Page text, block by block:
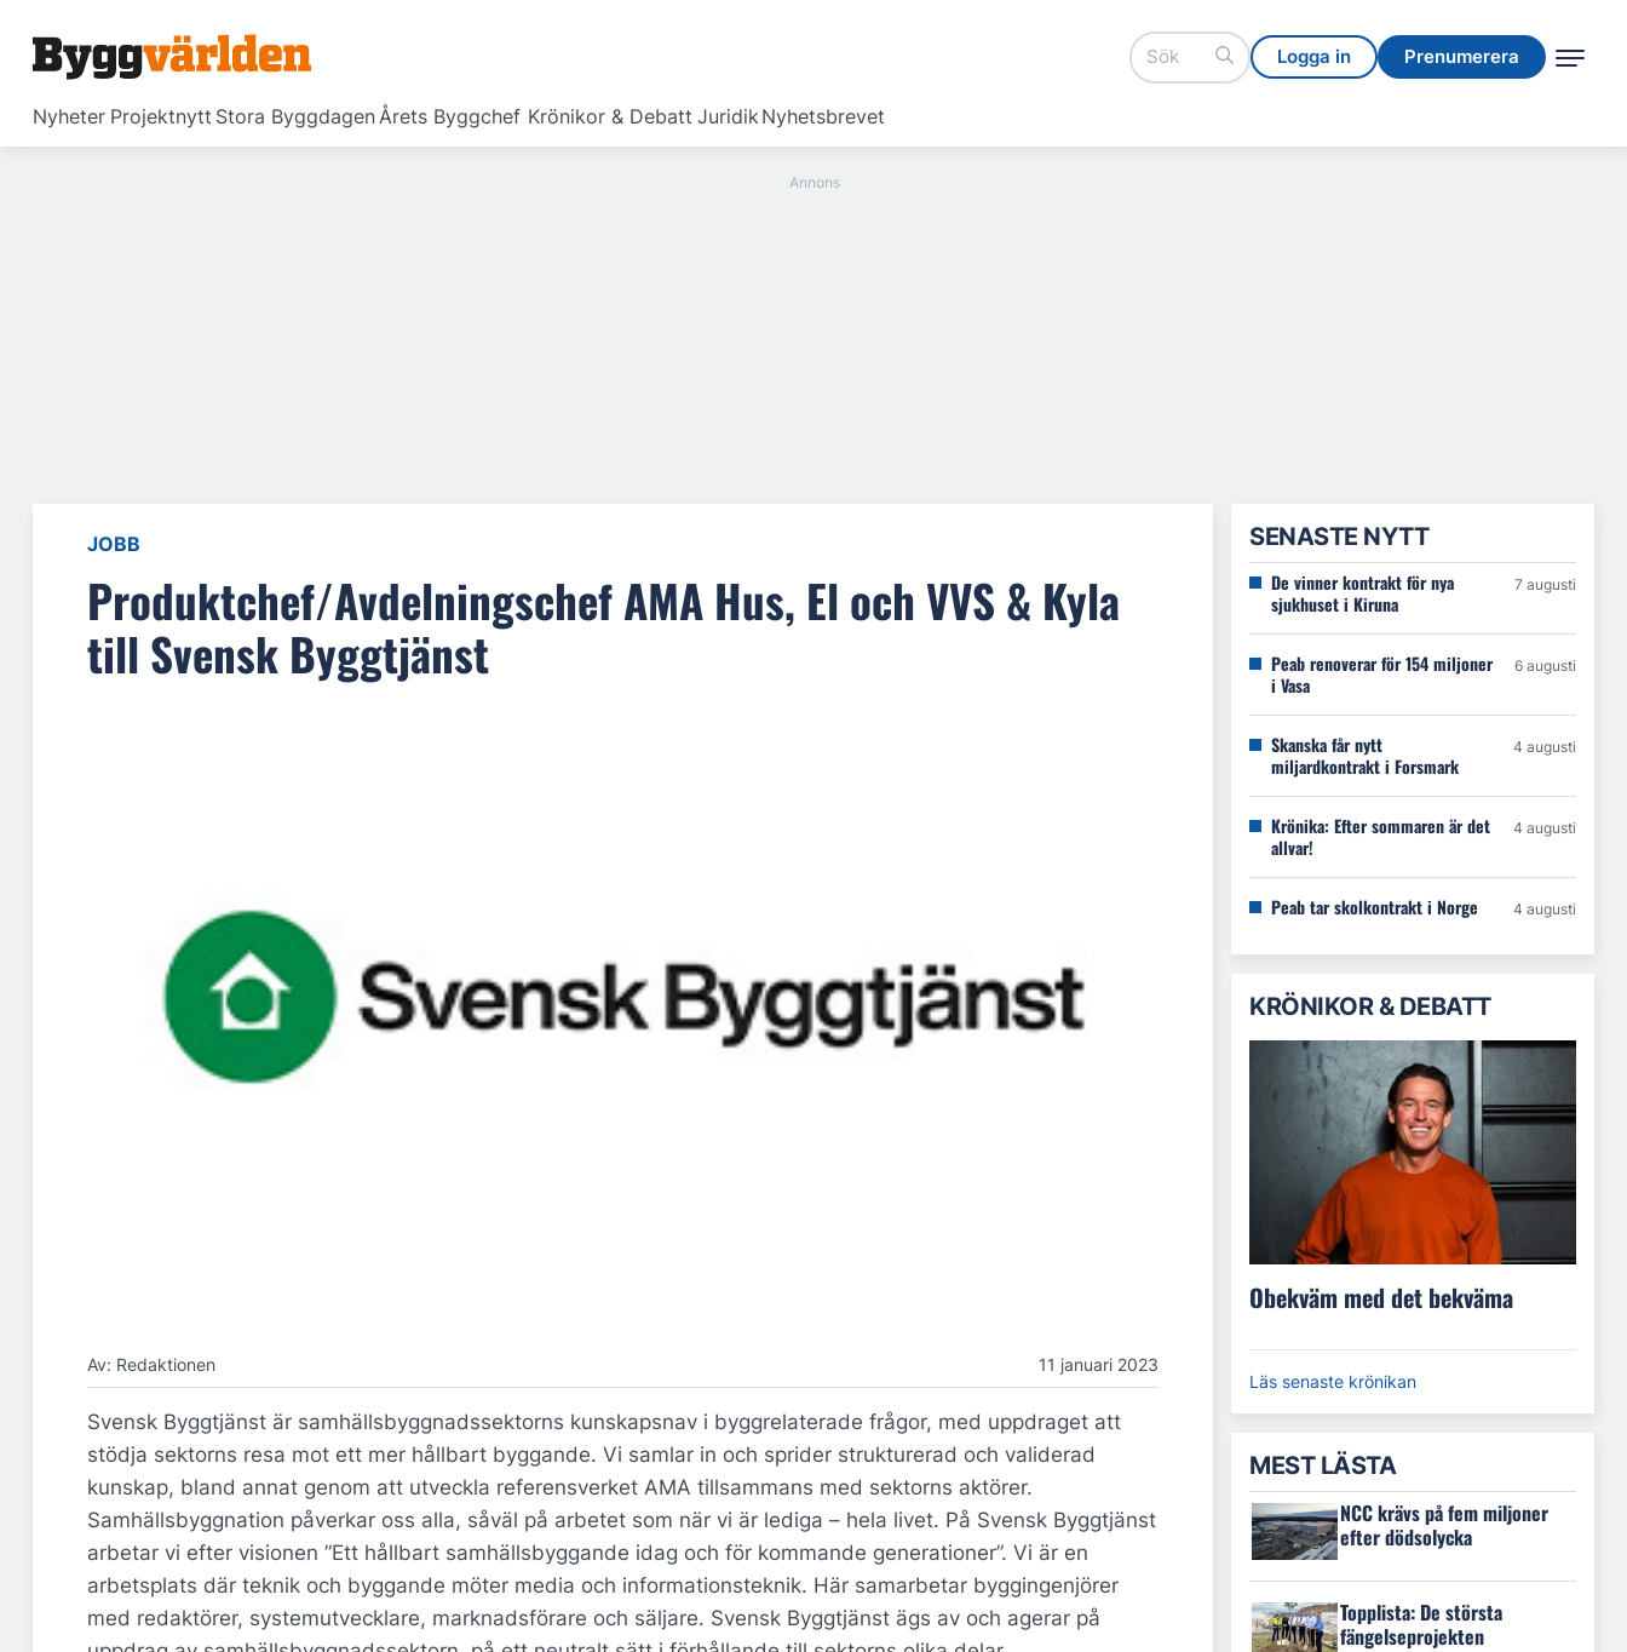
Logga in Prenumerera
Nyheter Projektnytt Stora ByggdagenÅrets Byggchef Krönikor & Debatt JuridikNyhetsbrevet
Logga in Prenumerera
JOBB
Produktchef/Avdelningschef AMA Hus, El och VVS & Kyla
till Svensk Byggtjänst
Av: Redaktionen 11 januari 2023
Svensk Byggtjänst är samhällsbyggnadssektorns kunskapsnav i byggrelaterade frågor, med uppdraget att
stödja sektorns resa mot ett mer hållbart byggande. Vi samlar in och sprider strukturerad och validerad
kunskap, bland annat genom att utveckla referensverket AMA tillsammans med sektorns aktörer.
Samhällsbyggnation påverkar oss alla, såväl på arbetet som när vi är lediga – hela livet. På Svensk Byggtjänst
arbetar vi efter visionen ”Ett hållbart samhällsbyggande idag och för kommande generationer”. Vi är en
arbetsplats där teknik och byggande möter media och informationsteknik. Här samarbetar byggingenjörer
med redaktörer, systemutvecklare, marknadsförare och säljare. Svensk Byggtjänst ägs av och agerar på
SENASTE NYTT
De vinner kontrakt för nya
sjukhuset i Kiruna
7 augusti
Peab renoverar för 154 miljoner
i Vasa
6 augusti
Skanska får nytt
miljardkontrakt i Forsmark
4 augusti
Krönika: Efter sommaren är det
allvar!
4 augusti
Peab tar skolkontrakt i Norge 4 augusti
KRÖNIKOR & DEBATT
Obekväm med det bekväma
Läs senaste krönikan
MEST LÄSTA
NCC krävs på fem miljoner
efter dödsolycka
Topplista: De största
fängelseprojekten